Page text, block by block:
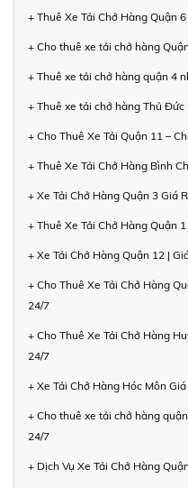
+ Thuê Xe Tải Chở Hàng Quận
+ Cho thuê xe tải chở hàng
+ Thuê xe tải chở hàng quận 4
+ Thuê xe tải chở hàng Thủ
+ Cho Thuê Xe Tải Quận 11 –
+ Thuê Xe Tải Chở Hàng Bình
+ Xe Tải Chở Hàng Quận 3 Giá
+ Thuê Xe Tải Chở Hàng Quận
+ Xe Tải Chở Hàng Quận 12 |
+ Cho Thuê Xe Tải Chở Hàng
24/7
+ Cho Thuê Xe Tải Chở Hàng
24/7
+ Xe Tải Chở Hàng Hóc Môn
+ Cho thuê xe tải chở hàng
24/7
+ Dịch Vụ Xe Tải Chở Hàng